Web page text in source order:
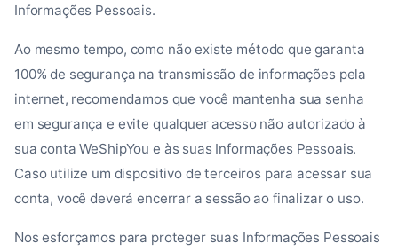
Informações Pessoais.
Ao mesmo tempo, como não existe método que garanta
100% de segurança na transmissão de informações pela
internet, recomendamos que você mantenha sua senha
em segurança e evite qualquer acesso não autorizado à
sua conta WeShipYou e às suas Informações Pessoais.
Caso utilize um dispositivo de terceiros para acessar sua
conta, você deverá encerrar a sessão ao finalizar o uso.
Nos esforçamos para proteger suas Informações Pessoais